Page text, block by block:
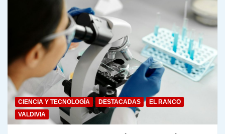
CIENCIA Y TECNOLOGÍA DESTACADAS
EL RANCO
VALDIVIA